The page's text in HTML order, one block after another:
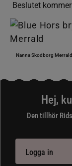
Beslutet
Nanna Skodborg
Hej,
Den tillhör
Logga in